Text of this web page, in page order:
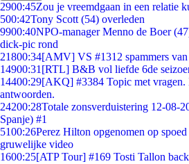
2900:45Zou je vreemdgaan in een relatie
500:42Tony Scott (54) overleden
9900:40NPO-manager Menno de Boer
dick-pic rond
21800:34[AMV] VS #1312 spammers van
14900:31 [RTL] B&B vol liefde 6de
14400:29[AKQ] #3384 Topic met vragen.
antwoorden.
24200:28Totale zonsverduistering 12-08-
Spanje) #1
5100:26Perez Hilton opgenomen op
gruwelijke video
1600:25[ATP Tour] #169 Tosti Tallon